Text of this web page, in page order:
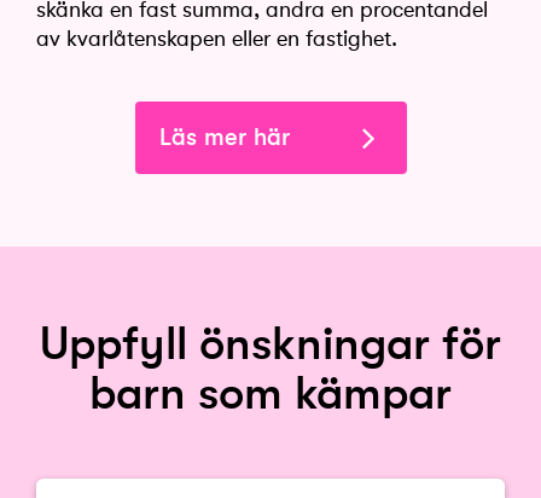
skänka en fast summa, andra en procentandel
av kvarlåtenskapen eller en fastighet.
Läs mer här
Uppfyll önskningar för
barn som kämpar